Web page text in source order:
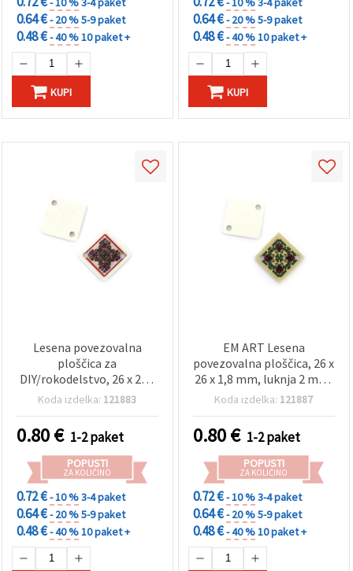
0.64 €- 20 %5-9 paket
0.48 €- 40 %10 paket +
KUPI
0.64 €- 20 %5-9 paket
0.48 €- 40 %10 paket +
KUPI
Lesena povezovalna
ploščica za
DIY/rokodelstvo, 26 x 26 x
1,8 mm, luknja 2 mm,
Koda izdelka: 121883
0.80€ 1-2 paket
POPUSTI
ZA KOLIČINO
0.72 €- 10 %3-4 paket
0.64 €- 20 %5-9 paket
0.48 €- 40 %10 paket +
EM ART Lesena
povezovalna ploščica, 26 x
26 x 1,8 mm, luknja 2 mm,
motiv vezenine - 10 kosov
Koda izdelka: 121887
0.80€ 1-2 paket
POPUSTI
ZA KOLIČINO
0.72 €- 10 %3-4 paket
0.64 €- 20 %5-9 paket
0.48 €- 40 %10 paket +